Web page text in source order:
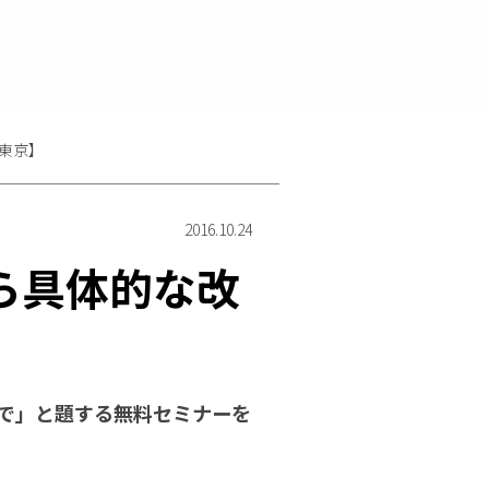
京】
2016.10.24
具体的な改
」と題する無料セミナーを